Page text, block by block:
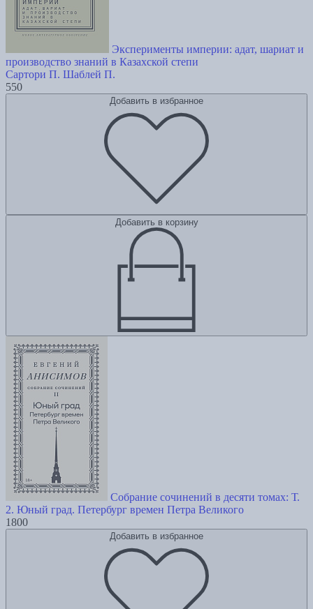
Эксперименты империи: адат, шариат и
производство знаний в Казахской степи
Сартори П. Шаблей П.
550
Добавить в избранное
Добавить в корзину
Собрание сочинений в десяти томах: Т.
2. Юный град. Петербург времен Петра Великого
1800
Добавить в избранное